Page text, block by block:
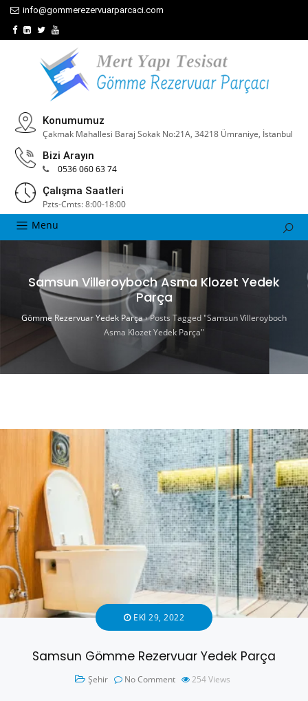
info@gommerezervuarparcaci.com
Konumumuz
Çakmak Mahallesi Baraj Sokak No:21A, 34218 Ümraniye, İstanbul
Bizi Arayın
0536 060 63 74
Çalışma Saatleri
Pzts-Cmts: 8:00-18:00
Menu
Samsun Villeroyboch Asma Klozet Yedek
Parça
Gömme Rezervuar Yedek Parça›Posts Tagged "Samsun Villeroyboch
Asma Klozet Yedek Parça"
EKI 29, 2022
Samsun Gömme Rezervuar Yedek Parça
Şehir No Comment 254Views